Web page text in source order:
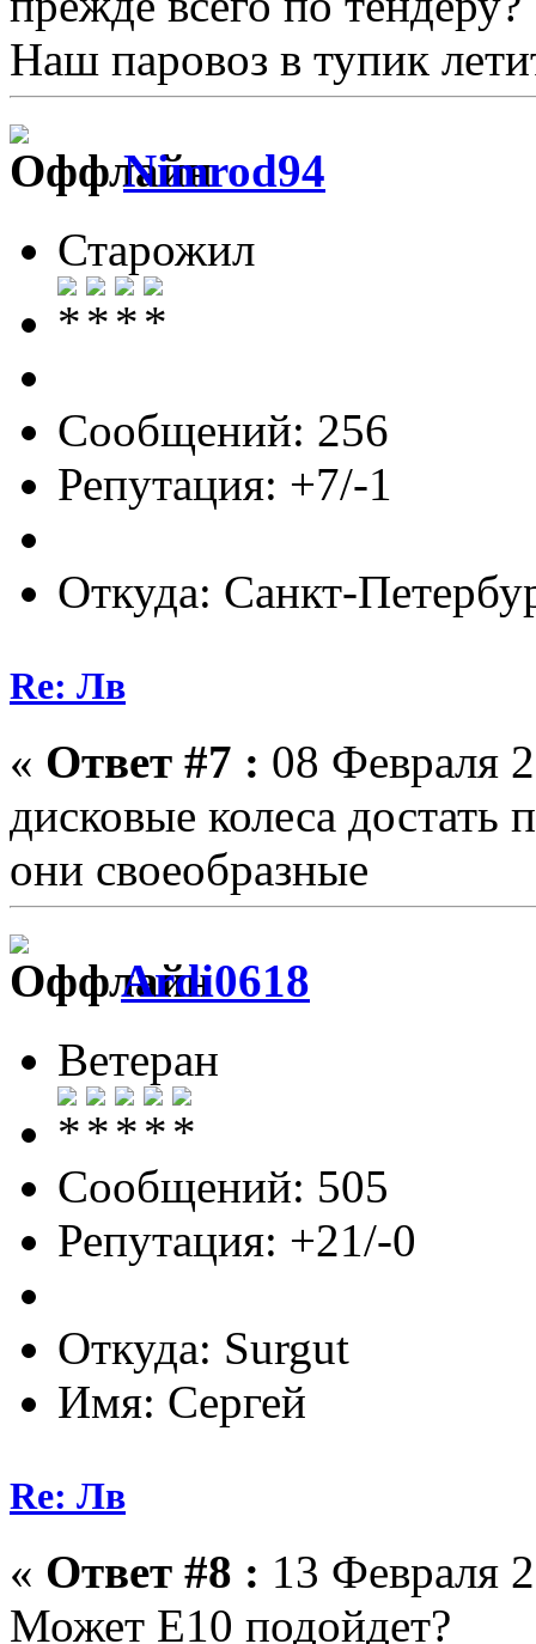
Наш паровоз в тупик
Nimrod94
Старожил
Сообщений: 256
Репутация: +7/-1
Откуда: Санкт-
Re: Лв
« Ответ #7 : 08 Февраля
дисковые колеса достать
они своеобразные
Ardi0618
Ветеран
Сообщений: 505
Репутация: +21/-0
Откуда: Surgut
Имя: Сергей
Re: Лв
« Ответ #8 : 13 Февраля
Может E10 подойдет?